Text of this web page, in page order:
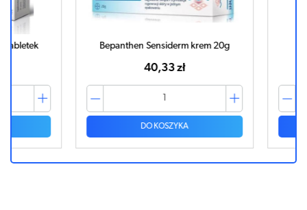
Bepanthen Sensiderm krem 20g
40,33 zł
DO KOSZYKA